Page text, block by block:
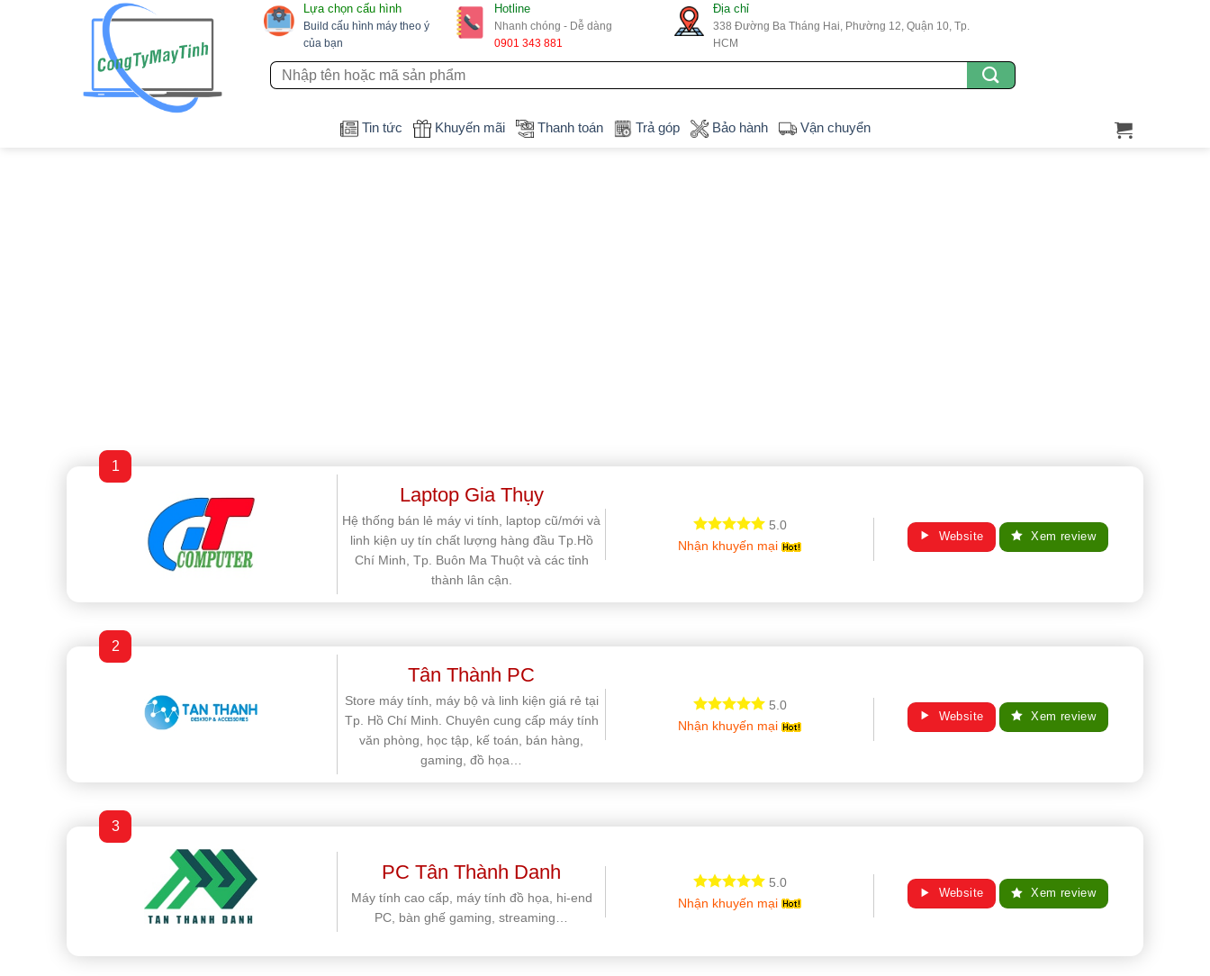
Lựa chọn cấu hình
Build cấu hình máy theo ý
của bạn
Hotline
Nhanh chóng - Dễ dàng
0901 343 881
Địa chỉ
338 Đường Ba Tháng Hai, Phường 12, Quận 10, Tp.
HCM
Tìm
kiếm:
Tin tức Khuyến mãi Thanh toán Trả góp Bảo hành Vận chuyển
1
Laptop Gia Thụy
Hệ thống bán lẻ máy vi tính, laptop cũ/mới và
linh kiện uy tín chất lượng hàng đầu Tp.Hồ
Chí Minh, Tp. Buôn Ma Thuột và các tỉnh
thành lân cận.
5.0
Nhận khuyến mại
Website Xem review
2
Tân Thành PC
Store máy tính, máy bộ và linh kiện giá rẻ tại
Tp. Hồ Chí Minh. Chuyên cung cấp máy tính
văn phòng, học tập, kế toán, bán hàng,
gaming, đồ họa…
5.0
Nhận khuyến mại
Website Xem review
3
PC Tân Thành Danh
Máy tính cao cấp, máy tính đồ họa, hi-end
PC, bàn ghế gaming, streaming…
5.0
Nhận khuyến mại
Website Xem review